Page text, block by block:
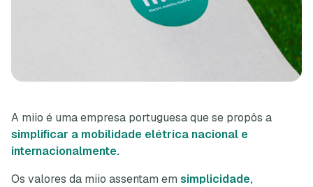
A miio é uma empresa portuguesa que se propôs a
simplificar a mobilidade elétrica nacional e
internacionalmente.
Os valores da miio assentam em simplicidade,